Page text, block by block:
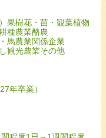
果樹花・苗・観葉植物
種農業酪農
馬農業関係企業
観光農業その他
年卒業）